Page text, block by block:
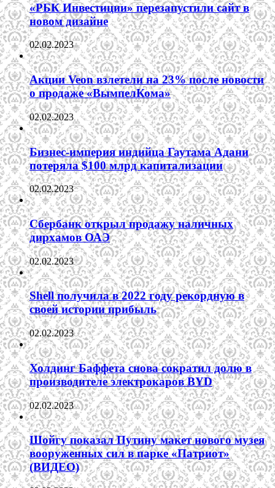
«РБК Инвестиции» перезапустили сайт в
новом дизайне
02.02.2023
Акции Veon взлетели на 23% после новости
о продаже «ВымпелКома»
02.02.2023
Бизнес-империя индийца Гаутама Адани
потеряла $100 млрд капитализации
02.02.2023
Сбербанк открыл продажу наличных
дирхамов ОАЭ
02.02.2023
Shell получила в 2022 году рекордную в
своей истории прибыль
02.02.2023
Холдинг Баффета снова сократил долю в
производителе электрокаров BYD
02.02.2023
Шойгу показал Путину макет нового музея
вооруженных сил в парке «Патриот»
(ВИДЕО)